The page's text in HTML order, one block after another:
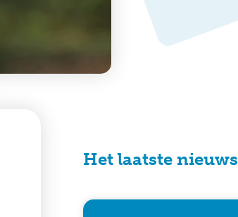
Het laatste nieuws